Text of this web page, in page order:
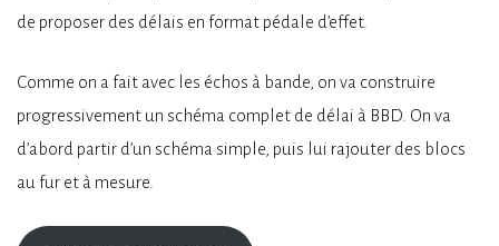
de proposer des délais en format pédale d’effet.
Comme on a fait avec les échos à bande, on va construire
progressivement un schéma complet de délai à BBD. On va
d’abord partir d’un schéma simple, puis lui rajouter des blocs
au fur et à mesure.